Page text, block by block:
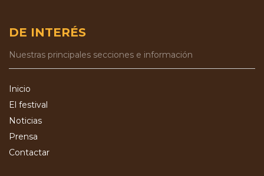
DE INTERÉS
Nuestras principales secciones e información
Inicio
El festival
Noticias
Prensa
Contactar